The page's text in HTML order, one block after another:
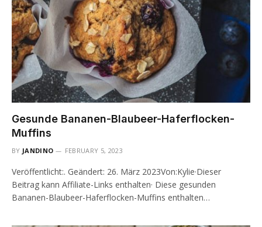
Gesunde Bananen-Blaubeer-Haferflocken-
Muffins
BY JANDINO FEBRUARY 5, 2023
Veröffentlicht:. Geändert: 26. März 2023Von:Kylie·Dieser
Beitrag kann Affiliate-Links enthalten· Diese gesunden
Bananen-Blaubeer-Haferflocken-Muffins enthalten…